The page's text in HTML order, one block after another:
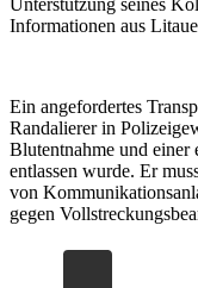
Unterstützung seines
Informationen aus
Ein angefordertes
Randalierer in
Blutentnahme und einer
entlassen wurde. Er
von
gegen